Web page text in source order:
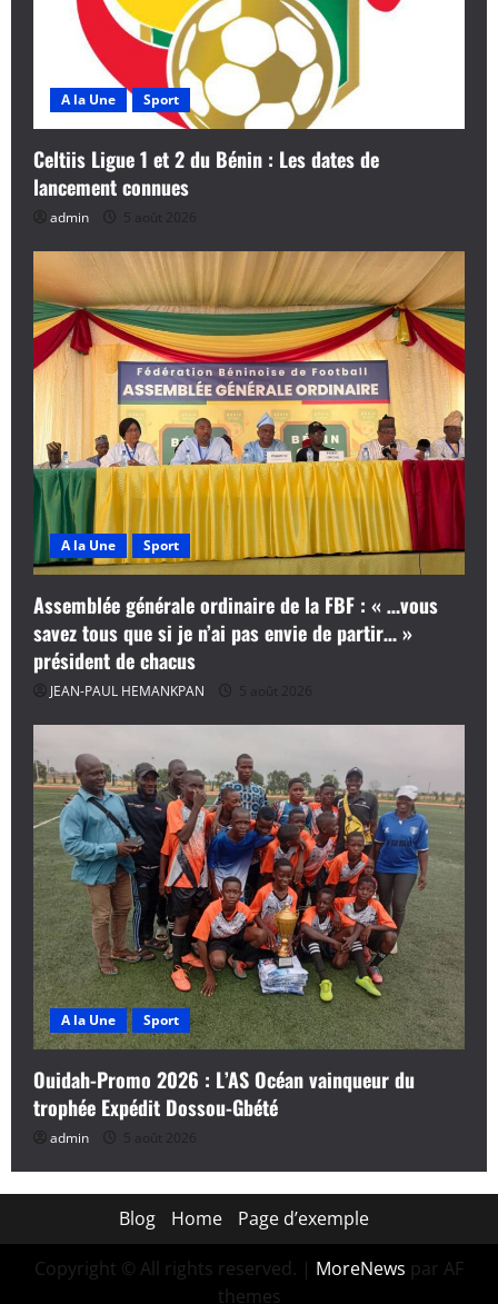
A la Une Sport
Celtiis Ligue 1 et 2 du Bénin : Les dates de
lancement connues
admin 5 août 2026
A la Une Sport
Assemblée générale ordinaire de la FBF : « …vous
savez tous que si je n’ai pas envie de partir… »
président de chacus
JEAN-PAUL HEMANKPAN 5 août 2026
A la Une Sport
Ouidah-Promo 2026 : L’AS Océan vainqueur du
trophée Expédit Dossou-Gbété
admin 5 août 2026
Blog Home Page d’exemple
Copyright © All rights reserved. | MoreNews par AF
themes